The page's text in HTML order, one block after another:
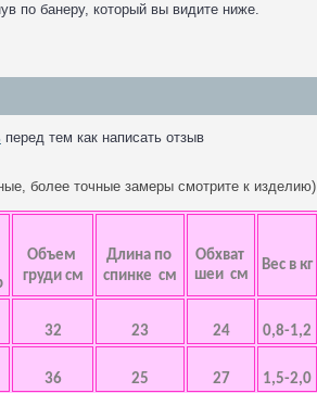
по банеру, который вы видите ниже.
перед тем как написать отзыв
более точные замеры смотрите к изделию)
Объем
груди см
Длина по
спинке см
Обхват
шеи см
Вес в кг
32 23 24 0,8-1,2
36 25 27 1,5-2,0